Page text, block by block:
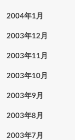
2004年1月
2003年12月
2003年11月
2003年10月
2003年9月
2003年8月
2003年7月